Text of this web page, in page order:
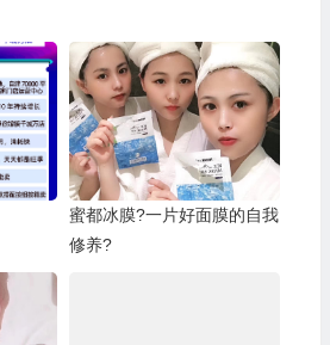
蜜都冰膜?一片好面膜的自我
修养?